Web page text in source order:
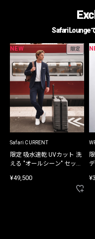
Safari Lounge
NEW 限定
Safari CURRENT
限定 吸水速乾 UVカット 洗
える "オールシーン" セット
¥49,500